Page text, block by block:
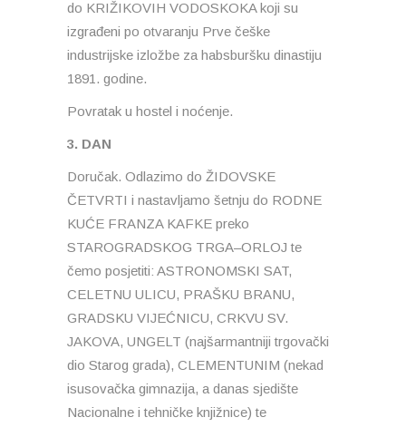
do KRIŽIKOVIH VODOSKOKA koji su
izgrađeni po otvaranju Prve češke
industrijske izložbe za habsburšku dinastiju
1891. godine.
Povratak u hostel i noćenje.
3. DAN
Doručak. Odlazimo do ŽIDOVSKE
ČETVRTI i nastavljamo šetnju do RODNE
KUĆE FRANZA KAFKE preko
STAROGRADSKOG TRGA–ORLOJ te
čemo posjetiti: ASTRONOMSKI SAT,
CELETNU ULICU, PRAŠKU BRANU,
GRADSKU VIJEĆNICU, CRKVU SV.
JAKOVA, UNGELT (najšarmantniji trgovački
dio Starog grada), CLEMENTUNIM (nekad
isusovačka gimnazija, a danas sjedište
Nacionalne i tehničke knjižnice) te